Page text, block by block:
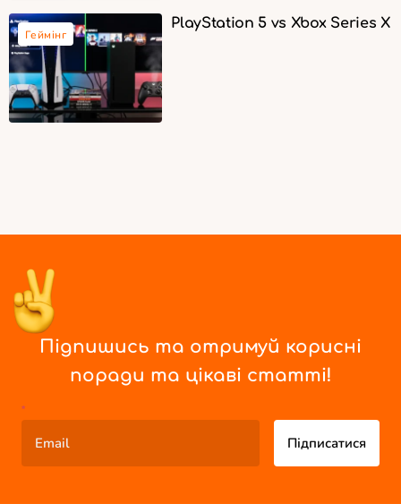
Геймінг
PlayStation 5 vs Xbox Series X
Підпишись та отримуй корисні
поради та цікаві статті!
*
Підписатися